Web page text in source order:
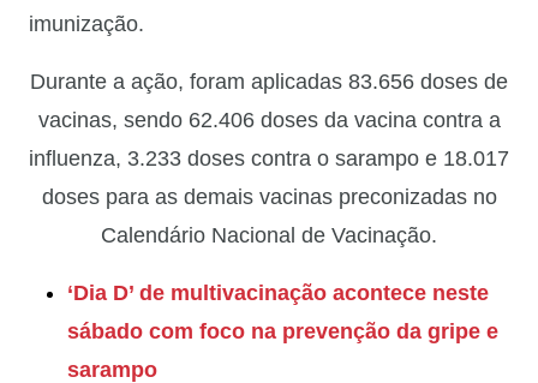
imunização.
Durante a ação, foram aplicadas 83.656 doses de
vacinas, sendo 62.406 doses da vacina contra a
influenza, 3.233 doses contra o sarampo e 18.017
doses para as demais vacinas preconizadas no
Calendário Nacional de Vacinação.
‘Dia D’ de multivacinação acontece neste
sábado com foco na prevenção da gripe e
sarampo